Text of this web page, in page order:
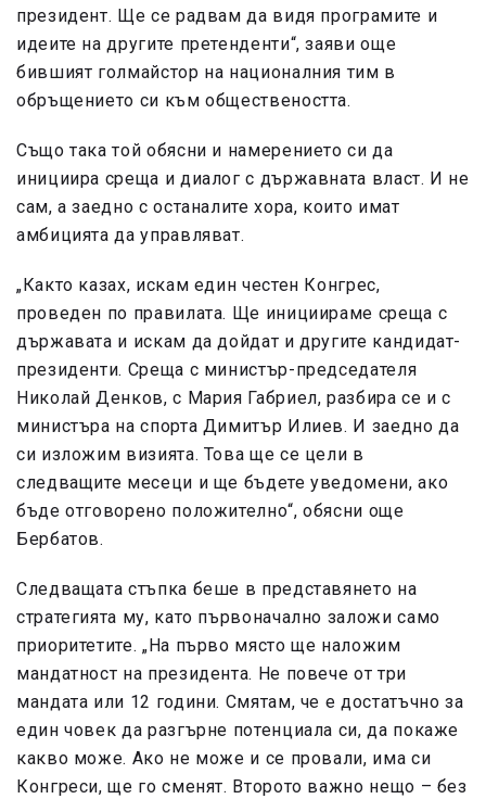
президент. Ще се радвам да видя програмите и
идеите на другите претенденти“, заяви още
бившият голмайстор на националния тим в
обръщението си към обществеността.
Също така той обясни и намерението си да
инициира среща и диалог с държавната власт. И не
сам, а заедно с останалите хора, които имат
амбицията да управляват.
„Както казах, искам един честен Конгрес,
проведен по правилата. Ще инициираме среща с
държавата и искам да дойдат и другите кандидат-
президенти. Среща с министър-председателя
Николай Денков, с Мария Габриел, разбира се и с
министъра на спорта Димитър Илиев. И заедно да
си изложим визията. Това ще се цели в
следващите месеци и ще бъдете уведомени, ако
бъде отговорено положително“, обясни още
Бербатов.
Следващата стъпка беше в представянето на
стратегията му, като първоначално заложи само
приоритетите. „На първо място ще наложим
мандатност на президента. Не повече от три
мандата или 12 години. Смятам, че е достатъчно за
един човек да разгърне потенциала си, да покаже
какво може. Ако не може и се провали, има си
Конгреси, ще го сменят. Второто важно нещо – без